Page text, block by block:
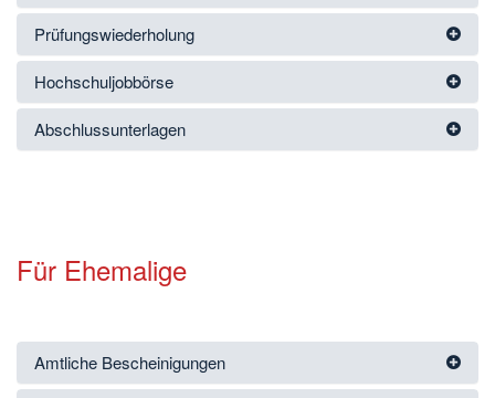
Prüfungswiederholung
Hochschuljobbörse
Abschlussunterlagen
Für Ehemalige
Amtliche Bescheinigungen